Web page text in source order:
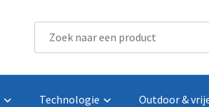
Technologie Outdoor &